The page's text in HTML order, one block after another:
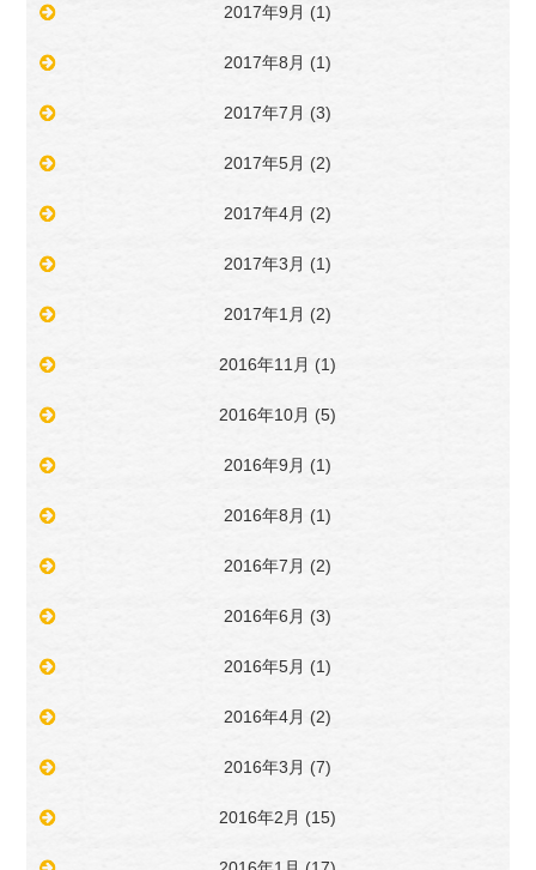
2017年9月 (1)
2017年8月 (1)
2017年7月 (3)
2017年5月 (2)
2017年4月 (2)
2017年3月 (1)
2017年1月 (2)
2016年11月 (1)
2016年10月 (5)
2016年9月 (1)
2016年8月 (1)
2016年7月 (2)
2016年6月 (3)
2016年5月 (1)
2016年4月 (2)
2016年3月 (7)
2016年2月 (15)